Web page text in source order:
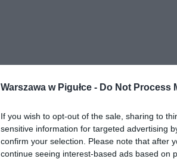
Warszawa w Pigułce - Do Not Process
If you wish to opt-out of the sale, sharing to
sensitive information for targeted advertising
confirm your selection. Please note that after
continue seeing interest-based ads based on